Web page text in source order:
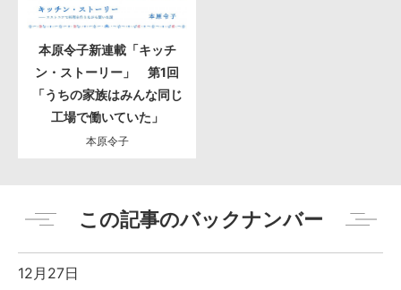
本原令子新連載「キッチ
ン・ストーリー」 第1回
「うちの家族はみんな同じ
工場で働いていた」
本原令子
この記事のバックナンバー
12月27日